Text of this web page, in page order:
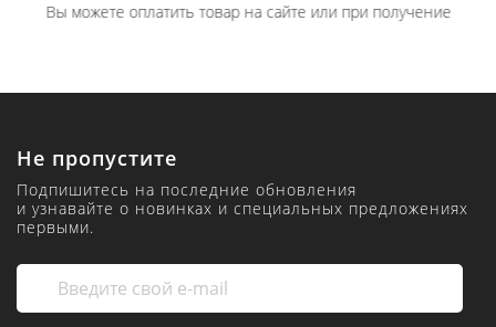
Вы можете оплатить товар на сайте или при получение
Не пропустите
Подпишитесь на последние обновления
и узнавайте о новинках и специальных предложениях
первыми.